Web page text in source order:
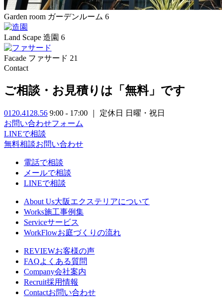
Garden room ガーデンルーム 6
Land Scape 造園 6
Facade ファサード 21
Contact
ご相談・お見積りは「無料」です
0120.4128.56 9:00 - 17:00 ｜ 定休日 日曜・祝日
お問い合わせフォーム
LINEで相談
無料相談お問い合わせ
電話で相談
メールで相談
LINEで相談
About Us大阪エクステリアについて
Works施工事例集
Serviceサービス
WorkFlowお庭づくりの流れ
REVIEWお客様の声
FAQよくある質問
Company会社案内
Recruit採用情報
Contactお問い合わせ